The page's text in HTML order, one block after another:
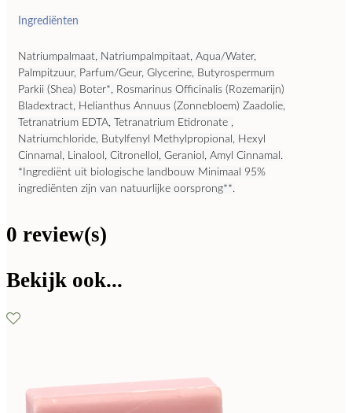
Ingrediënten
Natriumpalmaat, Natriumpalmpitaat, Aqua/Water,
Palmpitzuur, Parfum/Geur, Glycerine, Butyrospermum
Parkii (Shea) Boter*, Rosmarinus Officinalis (Rozemarijn)
Bladextract, Helianthus Annuus (Zonnebloem) Zaadolie,
Tetranatrium EDTA, Tetranatrium Etidronate ,
Natriumchloride, Butylfenyl Methylpropional, Hexyl
Cinnamal, Linalool, Citronellol, Geraniol, Amyl Cinnamal.
*Ingrediënt uit biologische landbouw Minimaal 95%
ingrediënten zijn van natuurlijke oorsprong**.
0 review(s)
Bekijk ook...